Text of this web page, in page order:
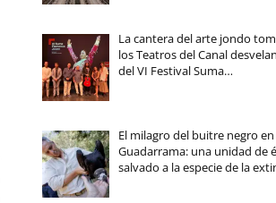
La cantera del arte jondo
los Teatros del Canal
del VI Festival Suma…
El milagro del buitre negro en
Guadarrama: una unidad de
salvado a la especie de la